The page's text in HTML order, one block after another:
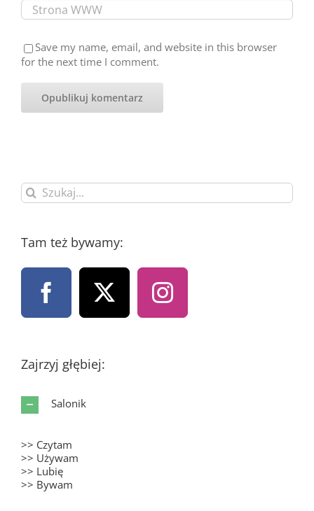
Save my name, email, and website in this browser
for the next time I comment.
Szukaj
Tam też bywamy:
Zajrzyj głębiej:
Salonik
>> Czytam
>> Używam
>> Lubię
>> Bywam